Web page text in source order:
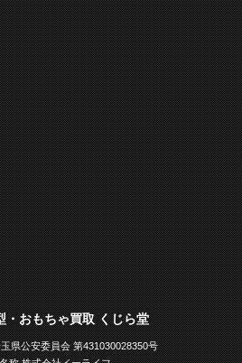
・おもちゃ買取 くじら堂
県公安委員会 第431030028350号